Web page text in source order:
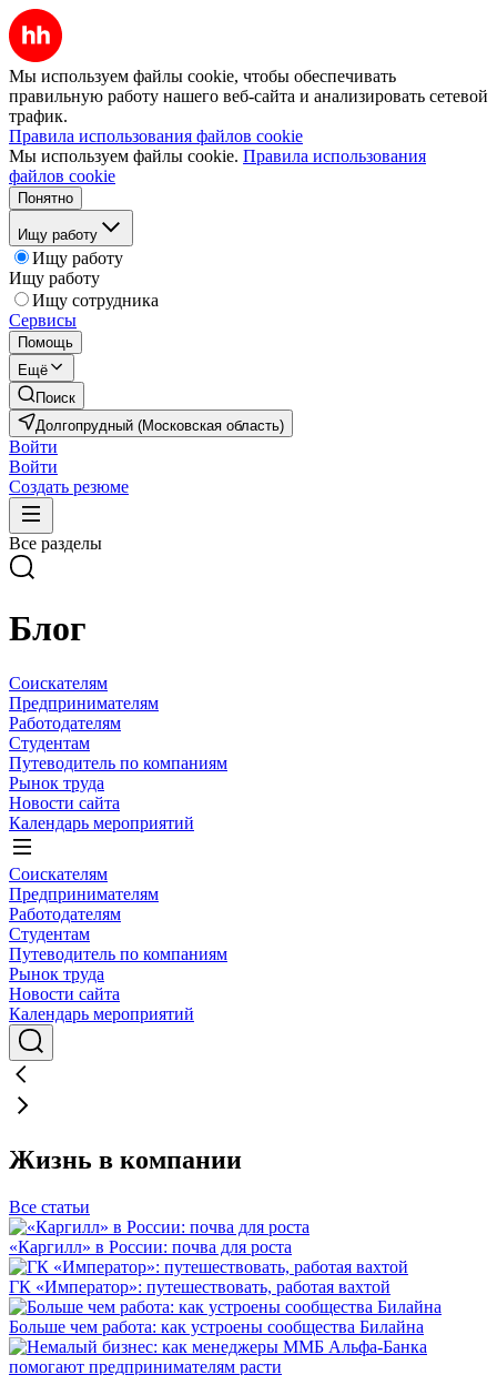
Мы используем файлы cookie, чтобы обеспечивать
правильную работу нашего веб-сайта и анализировать сетевой
трафик.
Правила использования файлов cookie
Мы используем файлы cookie. Правила использования
файлов cookie
Понятно
Ищу работу
Ищу работу
Ищу работу
Ищу сотрудника
Сервисы
Помощь
Ещё
Поиск
Долгопрудный (Московская область)
Войти
Войти
Создать резюме
Все разделы
Блог
Соискателям
Предпринимателям
Работодателям
Студентам
Путеводитель по компаниям
Рынок труда
Новости сайта
Календарь мероприятий
Соискателям
Предпринимателям
Работодателям
Студентам
Путеводитель по компаниям
Рынок труда
Новости сайта
Календарь мероприятий
Жизнь в компании
Все статьи
«Каргилл» в России: почва для роста
ГК «Император»: путешествовать, работая вахтой
Больше чем работа: как устроены сообщества Билайна